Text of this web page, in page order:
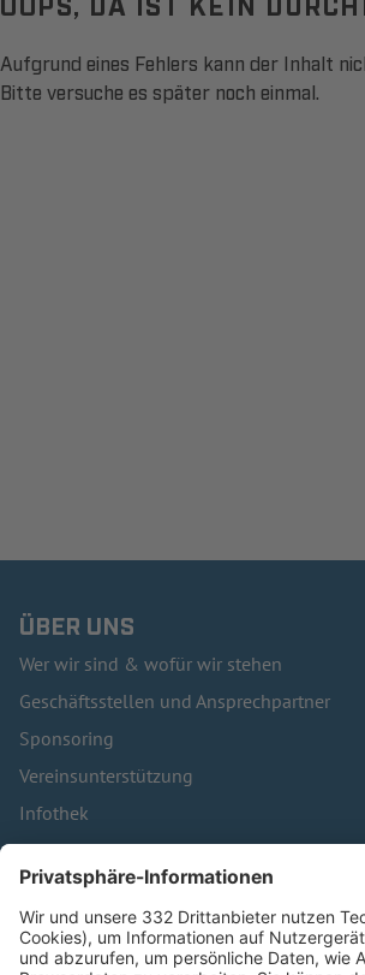
Aufgrund eines Fehlers kann der Inhalt
Bitte versuche es später noch einmal.
ÜBER UNS
Wer wir sind & wofür wir stehen
Geschäftsstellen und Ansprechpartner
Sponsoring
Vereinsunterstützung
Infothek
Kontakt
HÄUFIG BESUCHTE SEITEN
Pässe und Vereinswechsel